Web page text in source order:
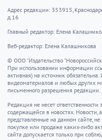
Адрес редакции: 353915,
д.16
Главный редактор: Елена
Веб-редактор: Елена Калашникова
© ООО "Издательство
При использовании информации
активная) на источник
видеоматериалов и любых других
письменного разрешения редакции.
Редакция не несет
содержащейся в новостях. Новости,
представленные на данном сайте,
покупке или продаже каких-либо
сайта допускается только при